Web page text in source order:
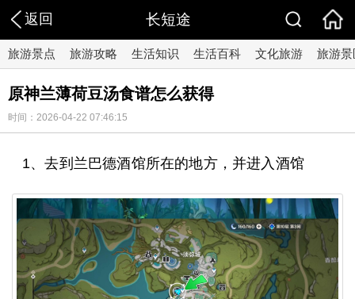
返回 长短途
旅游景点 旅游攻略 生活知识 生活百科 文化旅游 旅游景
原神兰薄荷豆汤食谱怎么获得
时间：2026-04-22 07:46:15
1、去到兰巴德酒馆所在的地方，并进入酒馆